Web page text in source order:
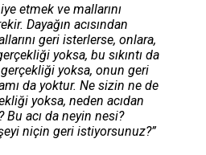
etmek ve mallarını
Dayağın acısından
geri isterlerse, onlara,
yoksa, bu sıkıntı da
yoksa, onun geri
da yoktur. Ne sizin ne de
yoksa, neden acıdan
acı da neyin nesi?
niçin geri istiyorsunuz?”